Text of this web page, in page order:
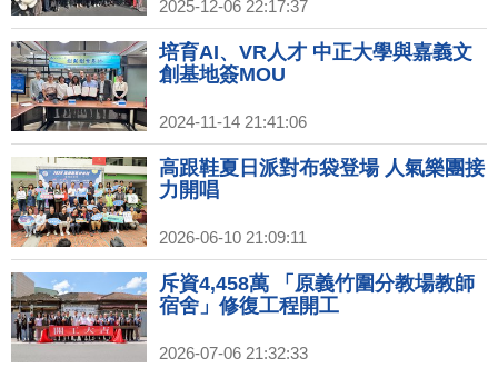
2025-12-06 22:17:37
培育AI、VR人才 中正大學與嘉義文
創基地簽MOU
2024-11-14 21:41:06
高跟鞋夏日派對布袋登場 人氣樂團接
力開唱
2026-06-10 21:09:11
斥資4,458萬 「原義竹圍分教場教師
宿舍」修復工程開工
2026-07-06 21:32:33